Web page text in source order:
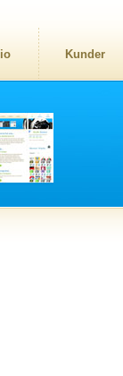
Kunder